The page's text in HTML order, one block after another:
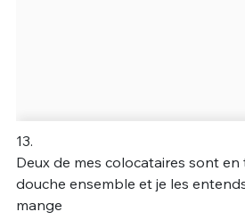
13.
Deux de mes colocataires sont
douche ensemble et je les
mange